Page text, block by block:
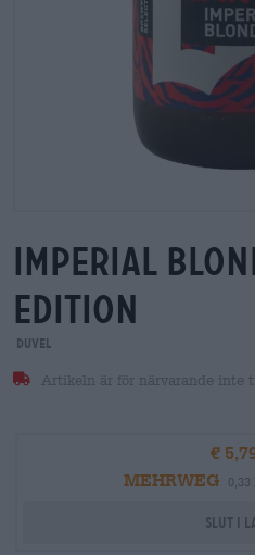
imperial
edition
Duvel
Artikeln är för närvarande inte
€
MEHRWEG
0,33
Slut i